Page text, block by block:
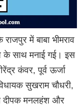
राजपुर में बाबा भीमराव
के साथ मनाई गई। इस
कंवर, पूर्व ऊर्जा
सुखराम चौधरी,
दीपक मनलहंश और